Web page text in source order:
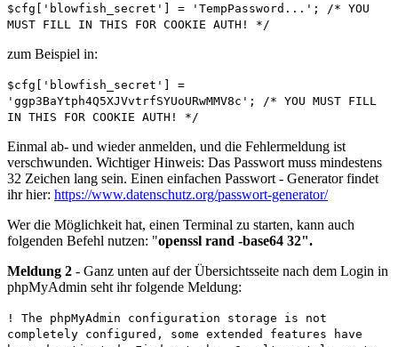
$cfg['blowfish_secret'] = 'TempPassword...'; /* YOU
MUST FILL IN THIS FOR COOKIE AUTH! */
zum Beispiel in:
$cfg['blowfish_secret'] =
'ggp3BaYtph4Q5XJVvtrfSYUoURwMMV8c'; /* YOU MUST FILL
IN THIS FOR COOKIE AUTH! */
Einmal ab- und wieder anmelden, und die Fehlermeldung ist
verschwunden. Wichtiger Hinweis: Das Passwort muss mindestens
32 Zeichen lang sein. Einen einfachen Passwort - Generator findet
ihr hier: https://www.datenschutz.org/passwort-generator/
Wer die Möglichkeit hat, einen Terminal zu starten, kann auch
folgenden Befehl nutzen: "openssl rand -base64 32".
Meldung 2 - Ganz unten auf der Übersichtsseite nach dem Login in
phpMyAdmin seht ihr folgende Meldung:
! The phpMyAdmin configuration storage is not
completely configured, some extended features have